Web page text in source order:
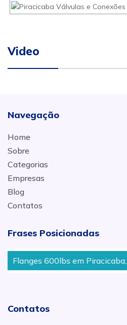
Video
Navegação
Home
Sobre
Categorias
Empresas
Blog
Contatos
Frases Posicionadas
Flanges 600lbs em Piracicaba, SP
Contatos